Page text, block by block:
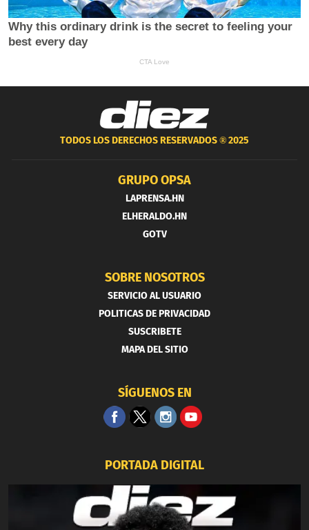
TODOS LOS DERECHOS RESERVADOS ®2025
GRUPO OPSA
LAPRENSA.HN
ELHERALDO.HN
GOTV
SOBRE NOSOTROS
SERVICIO AL USUARIO
POLITICAS DE PRIVACIDAD
SUSCRIBETE
MAPA DEL SITIO
SÍGUENOS EN
PORTADA DIGITAL